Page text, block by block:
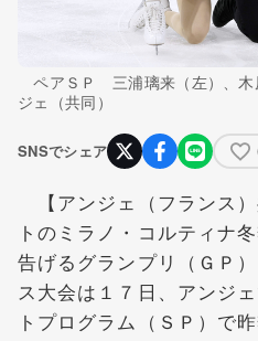
ペアＳＰ 三浦璃来（左）、木
ジェ（共同）
SNSでシェア
【アンジェ（フランス
トのミラノ・コルティナ
告げるグランプリ（ＧＰ
ス大会は１７日、アンジ
トプログラム（ＳＰ）で